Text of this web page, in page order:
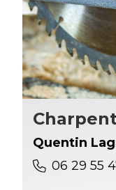
Quentin
06 29 55